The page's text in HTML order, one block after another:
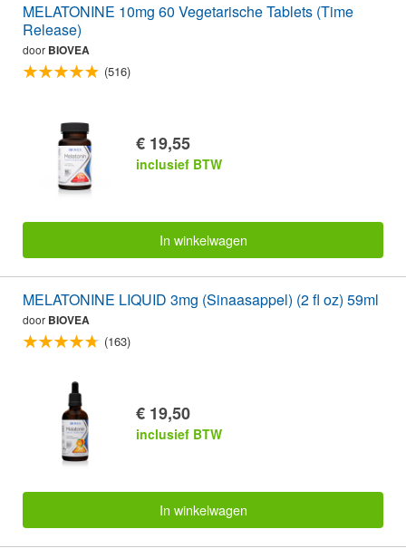
MELATONINE 10mg 60 Vegetarische Tablets (Time
Release)
door BIOVEA
(516)
€ 19,55
inclusief BTW
In winkelwagen
MELATONINE LIQUID 3mg (Sinaasappel) (2 fl oz) 59ml
door BIOVEA
(163)
€ 19,50
inclusief BTW
In winkelwagen